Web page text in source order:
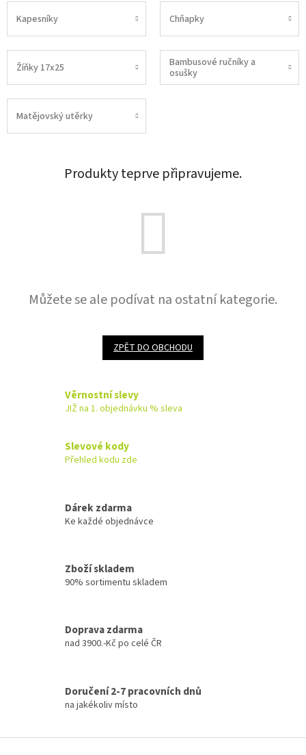
Kapesníky Chňapky
Žíňky 17x25
Bambusové ručníky a
osušky
Matějovský utěrky
Produkty teprve připravujeme.
Můžete se ale podívat na ostatní kategorie.
ZPĚT DO OBCHODU
Věrnostní slevy
JIŽ na 1. objednávku % sleva
Slevové kody
Přehled kodu zde
Dárek zdarma
Ke každé objednávce
Zboží skladem
90% sortimentu skladem
Doprava zdarma
nad 3900.-Kč po celé ČR
Doručení 2-7 pracovních dnů
na jakékoliv místo
Z